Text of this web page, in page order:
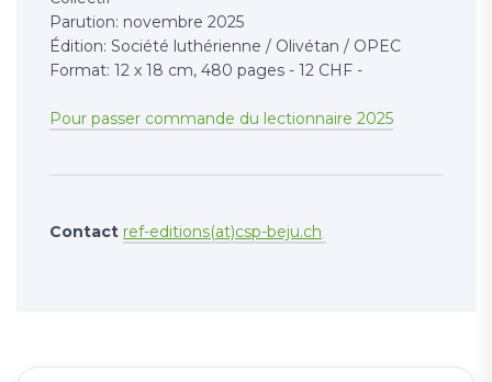
Parution: novembre 2025
Édition: Société luthérienne / Olivétan / OPEC
Format: 12 x 18 cm, 480 pages - 12 CHF -
Pour passer commande du lectionnaire 2025
Contact ref-editions(at)csp-beju.ch